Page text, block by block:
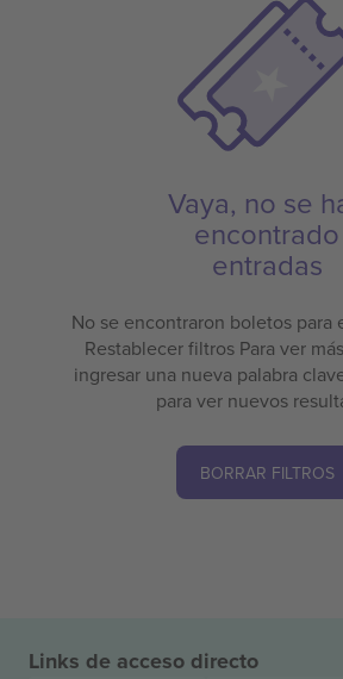
Vaya, no se
encontrado
entradas
No se encontraron boletos para
Restablecer filtros Para ver
ingresar una nueva palabra
para ver nuevos
BORRAR FILTROS
Links de acceso directo